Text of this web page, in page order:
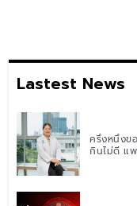
Lastest News
ครึ่งหนึ่งข
กินไม่ดี แ